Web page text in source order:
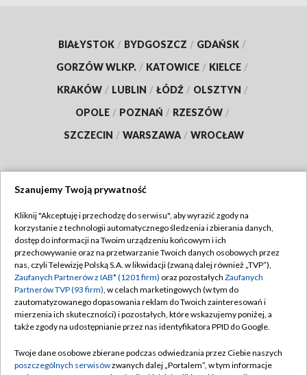
BIAŁYSTOK / BYDGOSZCZ / GDAŃSK /
GORZÓW WLKP. / KATOWICE / KIELCE /
KRAKÓW / LUBLIN / ŁÓDŹ / OLSZTYN /
OPOLE / POZNAŃ / RZESZÓW /
SZCZECIN / WARSZAWA / WROCŁAW
TVP
Abonament TVP
Emisja w TVP
Centrum informacji TVP
Naziemna Telewizja Cyfrowa
Rada Programowa
Regulamin TVP
Polityka prywatności
Moje zgody
Pomoc
Kontakt
Szanujemy Twoją prywatność
Kliknij "Akceptuję i przechodzę do serwisu", aby wyrazić zgody na
korzystanie z technologii automatycznego śledzenia i zbierania danych,
dostęp do informacji na Twoim urządzeniu końcowym i ich
przechowywanie oraz na przetwarzanie Twoich danych osobowych przez
nas, czyli Telewizję Polską S.A. w likwidacji (zwaną dalej również „TVP”),
Zaufanych Partnerów z IAB* (1201 firm) oraz pozostałych Zaufanych
Partnerów TVP (93 firm), w celach marketingowych (w tym do
zautomatyzowanego dopasowania reklam do Twoich zainteresowań i
mierzenia ich skuteczności) i pozostałych, które wskazujemy poniżej, a
także zgody na udostępnianie przez nas identyfikatora PPID do Google.
Twoje dane osobowe zbierane podczas odwiedzania przez Ciebie naszych
poszczególnych serwisówzwanych dalej „Portalem”, w tym informacje